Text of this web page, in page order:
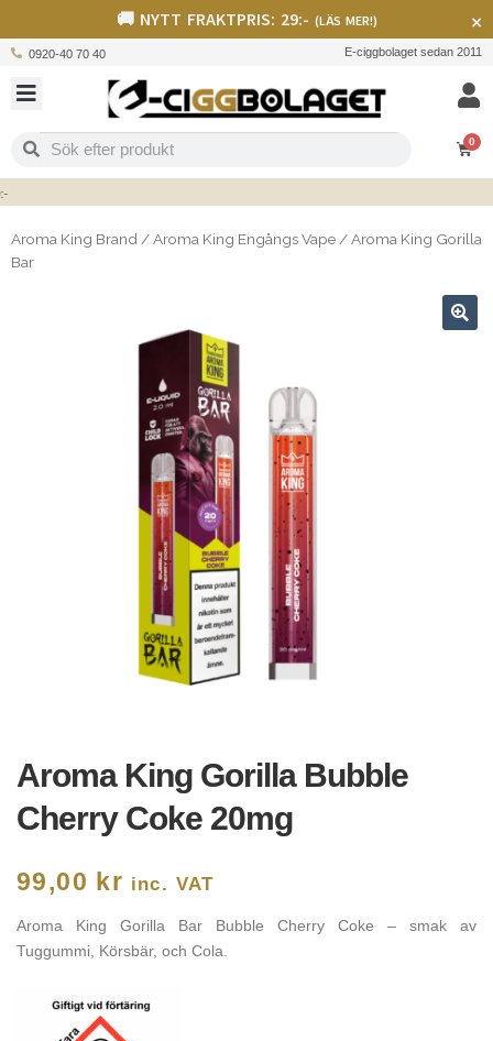
🚚 NYTT FRAKTPRIS: 29:- (LÄS MER!) ×
0920-40 70 40 E-ciggbolaget sedan 2011
0
Aroma King Brand /Aroma King Engångs Vape /Aroma King Gorilla
Bar
Aroma King Gorilla Bubble
Cherry Coke 20mg
99,00 kr inc. VAT
Aroma King Gorilla Bar Bubble Cherry Coke – smak av
Tuggummi, Körsbär, och Cola.